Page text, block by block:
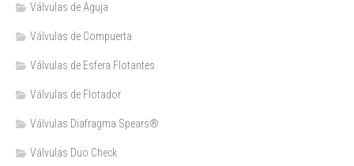
Válvulas de Aguja
Válvulas de Compuerta
Válvulas de Esfera Flotantes
Válvulas de Flotador
Válvulas Diafragma Spears®️
Válvulas Duo Check